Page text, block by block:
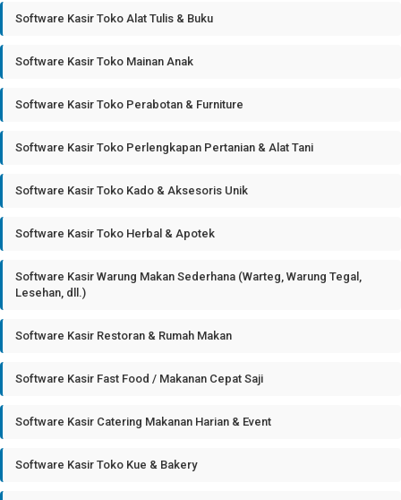
Software Kasir Toko Alat Tulis & Buku
Software Kasir Toko Mainan Anak
Software Kasir Toko Perabotan & Furniture
Software Kasir Toko Perlengkapan Pertanian & Alat Tani
Software Kasir Toko Kado & Aksesoris Unik
Software Kasir Toko Herbal & Apotek
Software Kasir Warung Makan Sederhana (Warteg, Warung Tegal,
Lesehan, dll.)
Software Kasir Restoran & Rumah Makan
Software Kasir Fast Food / Makanan Cepat Saji
Software Kasir Catering Makanan Harian & Event
Software Kasir Toko Kue & Bakery